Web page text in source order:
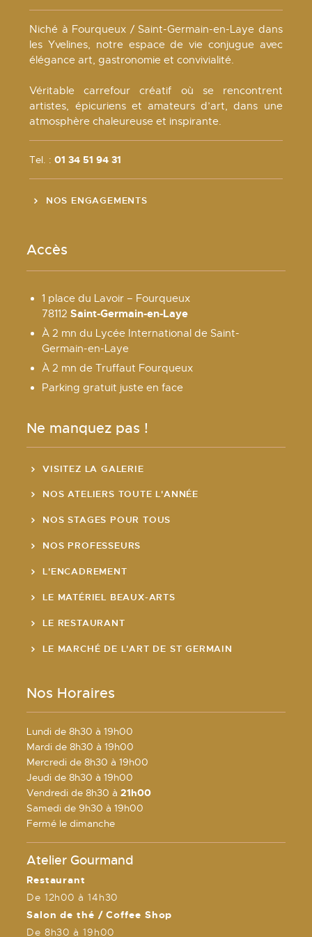
Niché à Fourqueux / Saint-Germain-en-Laye dans
les Yvelines, notre espace de vie conjugue avec
élégance art, gastronomie et convivialité.
Véritable carrefour créatif où se rencontrent
artistes, épicuriens et amateurs d’art, dans une
atmosphère chaleureuse et inspirante.
Tel. :01 34 51 94 31
NOS ENGAGEMENTS
Accès
1 place du Lavoir – Fourqueux
78112Saint-Germain-en-Laye
À 2 mn du Lycée International de Saint-
Germain-en-Laye
À 2 mn de Truffaut Fourqueux
Parking gratuit juste en face
Ne manquez pas !
VISITEZ LA GALERIE
NOS ATELIERS TOUTE L'ANNÉE
NOS STAGES POUR TOUS
NOS PROFESSEURS
L'ENCADREMENT
LE MATÉRIEL BEAUX-ARTS
LE RESTAURANT
LE MARCHÉ DE L'ART DE ST GERMAIN
Nos Horaires
Lundi de 8h30 à 19h00
Mardi de 8h30 à 19h00
Mercredi de 8h30 à 19h00
Jeudi de 8h30 à 19h00
Vendredi de 8h30 à 21h00
Samedi de 9h30 à 19h00
Fermé le dimanche
Atelier Gourmand
Restaurant
De 12h00 à 14h30
Salon de thé / Coffee Shop
De 8h30 à 19h00